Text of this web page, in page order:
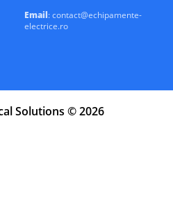
Email: contact@echipamente-
electrice.ro
Solutions © 2026